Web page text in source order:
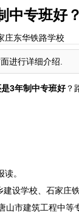
中专班好？
庄东华铁路学校
进行详细介绍.
3年制中专班好？
。
设学校、石家庄
市建筑工程中等